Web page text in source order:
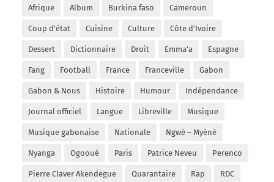
Afrique Album Burkina faso Cameroun
Coup d'état Cuisine Culture Côte d'Ivoire
Dessert Dictionnaire Droit Emma'a Espagne
Fang Football France Franceville Gabon
Gabon & Nous Histoire Humour Indépendance
Journal officiel Langue Libreville Musique
Musique gabonaise Nationale Ngwè – Myènè
Nyanga Ogooué Paris Patrice Neveu Perenco
Pierre Claver Akendegue Quarantaire Rap RDC